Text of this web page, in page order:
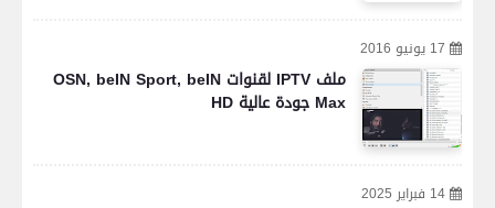
17 يونيو 2016
ملف IPTV لقنوات OSN, beIN Sport, beIN
Max جودة عالية HD
14 فبراير 2025